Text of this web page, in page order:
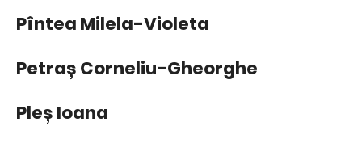
Pîntea Milela-Violeta
Petraș Corneliu-Gheorghe
Pleș Ioana